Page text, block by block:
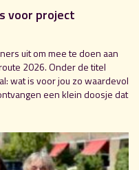
voor project
uit om mee te doen aan
2026. Onder de titel
wat is voor jou zo waardevol
een klein doosje dat